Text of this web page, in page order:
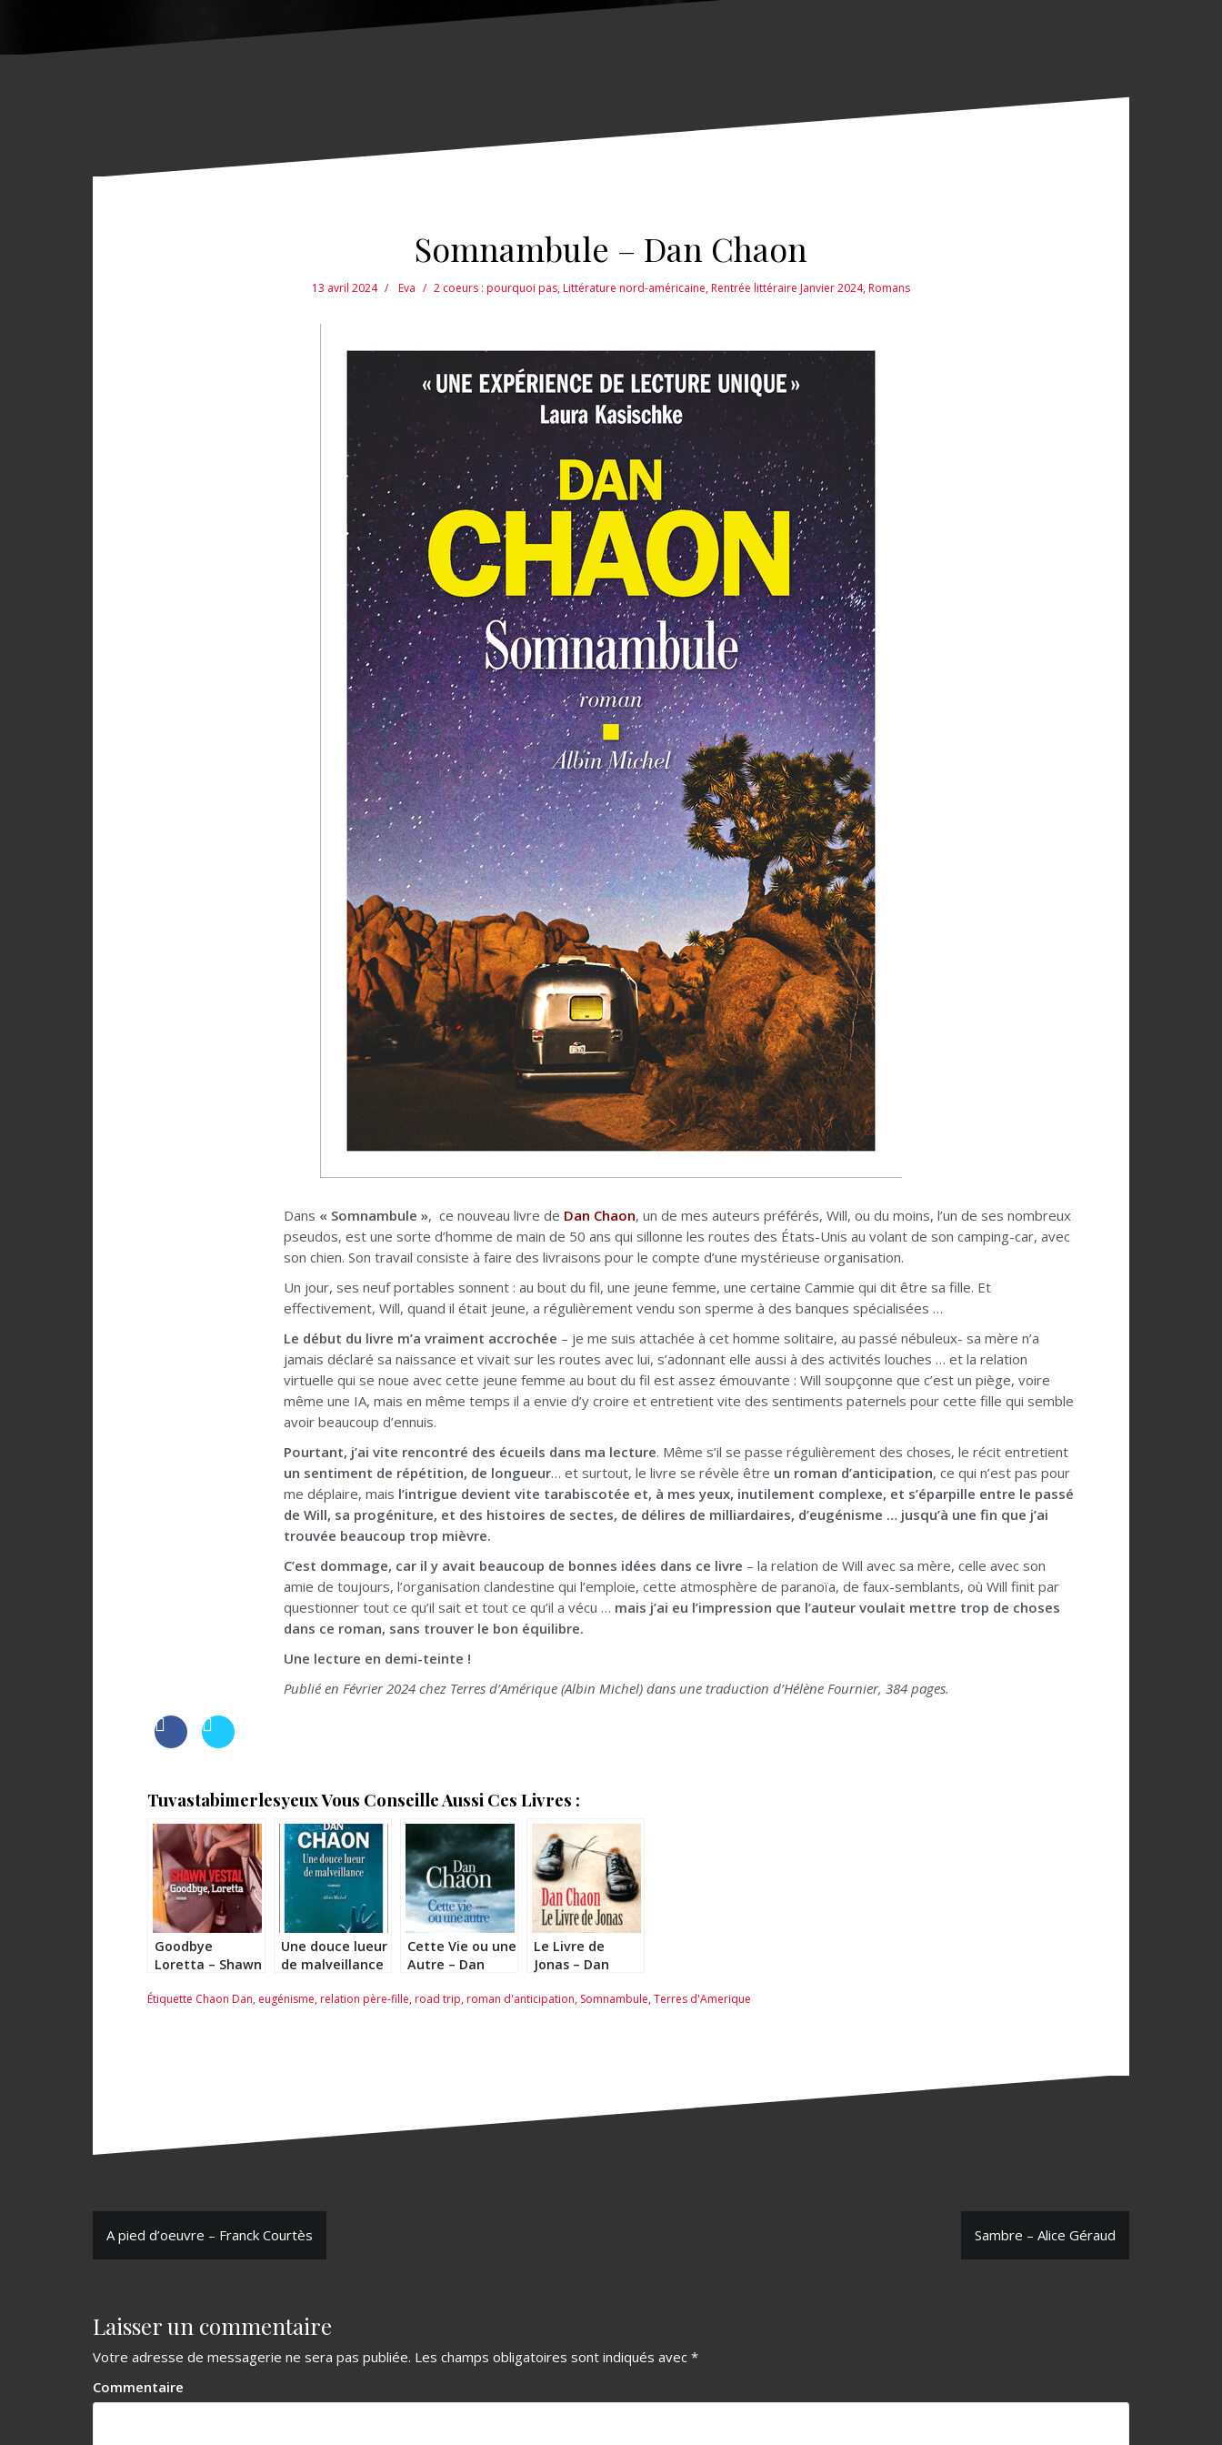
Somnambule – Dan Chaon
13 avril 2024 Eva 2 coeurs : pourquoi pas,Littérature nord-américaine,Rentrée littéraire Janvier 2024,Romans
Dans « Somnambule », ce nouveau livre de Dan Chaon, un de mes auteurs préférés, Will, ou du moins, l’un de ses nombreux
pseudos, est une sorte d’homme de main de 50 ans qui sillonne les routes des États-Unis au volant de son camping-car, avec
son chien. Son travail consiste à faire des livraisons pour le compte d’une mystérieuse organisation.
Un jour, ses neuf portables sonnent : au bout du fil, une jeune femme, une certaine Cammie qui dit être sa fille. Et
effectivement, Will, quand il était jeune, a régulièrement vendu son sperme à des banques spécialisées …
Le début du livre m’a vraiment accrochée – je me suis attachée à cet homme solitaire, au passé nébuleux- sa mère n’a
jamais déclaré sa naissance et vivait sur les routes avec lui, s’adonnant elle aussi à des activités louches … et la relation
virtuelle qui se noue avec cette jeune femme au bout du fil est assez émouvante : Will soupçonne que c’est un piège, voire
même une IA, mais en même temps il a envie d’y croire et entretient vite des sentiments paternels pour cette fille qui semble
avoir beaucoup d’ennuis.
Pourtant, j’ai vite rencontré des écueils dans ma lecture. Même s’il se passe régulièrement des choses, le récit entretient
un sentiment de répétition, de longueur… et surtout, le livre se révèle être un roman d’anticipation, ce qui n’est pas pour
me déplaire, mais l’intrigue devient vite tarabiscotée et, à mes yeux, inutilement complexe, et s’éparpille entre le passé
de Will, sa progéniture, et des histoires de sectes, de délires de milliardaires, d’eugénisme … jusqu’à une fin que j’ai
trouvée beaucoup trop mièvre.
C’est dommage, car il y avait beaucoup de bonnes idées dans ce livre – la relation de Will avec sa mère, celle avec son
amie de toujours, l’organisation clandestine qui l’emploie, cette atmosphère de paranoïa, de faux-semblants, où Will finit par
questionner tout ce qu’il sait et tout ce qu’il a vécu … mais j’ai eu l’impression que l’auteur voulait mettre trop de choses
dans ce roman, sans trouver le bon équilibre.
Une lecture en demi-teinte !
Publié en Février 2024 chez Terres d’Amérique (Albin Michel) dans une traduction d’Hélène Fournier, 384 pages.
Tuvastabimerlesyeux Vous Conseille Aussi Ces Livres :
Goodbye
Loretta – Shawn
Une douce lueur
de malveillance
Cette Vie ou une
Autre – Dan
Le Livre de
Jonas – Dan
Étiquette Chaon Dan, eugénisme,relation père-fille,road trip,roman d'anticipation, Somnambule,Terres d'Amerique
N
i
g
a
A pied d’oeuvre – Franck Courtès Sambre – Alice Géraud
Laisser un commentaire
Votre adresse de messagerie ne sera pas publiée. Les champs obligatoires sont indiqués avec *
Commentaire